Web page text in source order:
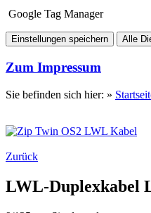
Google Tag Manager
Einstellungen speichern Alle
Zum Impressum
Sie befinden sich hier: »
Zurück
LWL-Duplexkabel